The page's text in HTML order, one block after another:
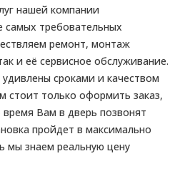
нашей компании
самых требовательных
ремонт, монтаж
и её сервисное обслуживание.
сроками и качеством
стоит только оформить заказ,
Вам в дверь позвонят
пройдет в максимально
мы знаем реальную цену